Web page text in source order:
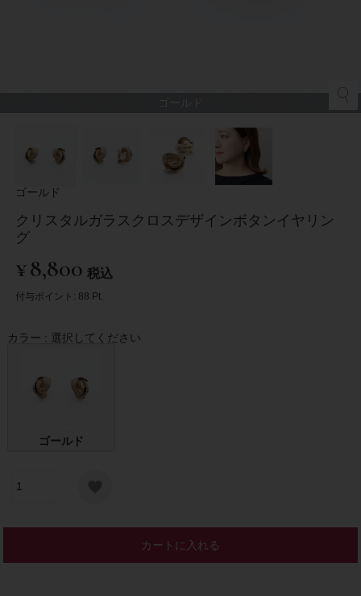
ゴールド
クリスタルガラスクロスデザインボタンイヤリン
グ
¥8,800 税込
付与ポイント: 88 Pt.
カラー 選択してください
ゴールド
カートに入れる